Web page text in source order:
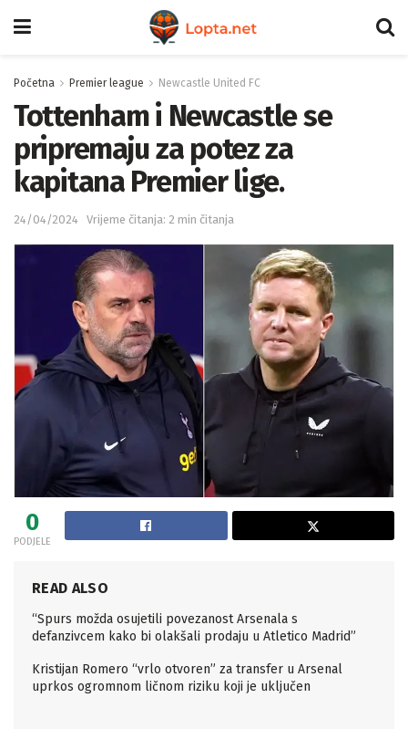
Početna Premier league Newcastle United FC
Tottenham i Newcastle se
pripremaju za potez za
kapitana Premier lige.
24/04/2024 Vrijeme čitanja: 2 min čitanja
0
PODJELE
READ ALSO
“Spurs možda osujetili povezanost Arsenala s
defanzivcem kako bi olakšali prodaju u Atletico Madrid”
Kristijan Romero “vrlo otvoren” za transfer u Arsenal
uprkos ogromnom ličnom riziku koji je uključen